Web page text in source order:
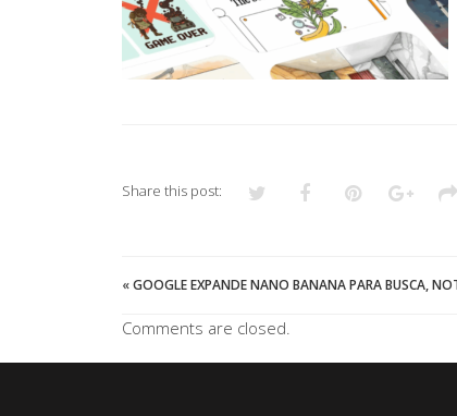
Share this post:
«GOOGLE EXPANDE NANO BANANA PARA BUSCA,
Comments are closed.